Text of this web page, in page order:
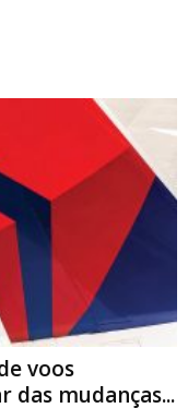
voos
das mudanças...